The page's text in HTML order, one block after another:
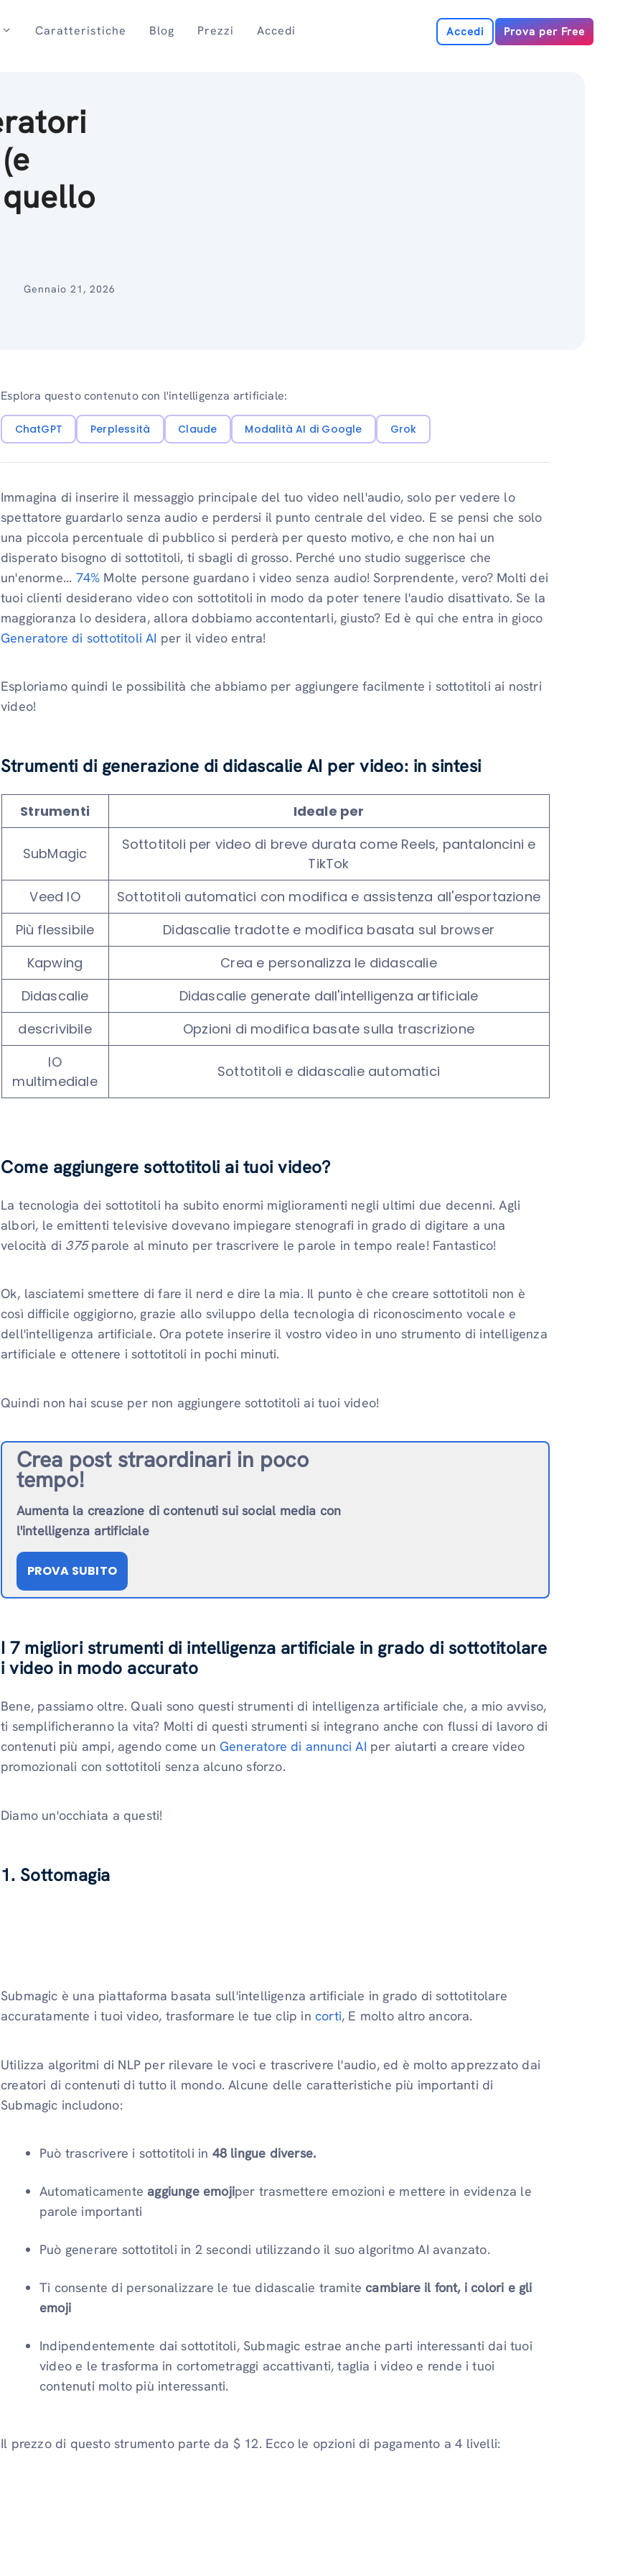
Caratteristiche Blog Prezzi Accedi Accedi Prova per Free
Gennaio 21, 2026
Esplora questo contenuto con l'intelligenza artificiale:
ChatGPT Perplessità Claude Modalità AI di Google Grok
Immagina di inserire il messaggio principale del tuo video nell'audio, solo per vedere lo
spettatore guardarlo senza audio e perdersi il punto centrale del video. E se pensi che solo
una piccola percentuale di pubblico si perderà per questo motivo, e che non hai un
disperato bisogno di sottotitoli, ti sbagli di grosso. Perché uno studio suggerisce che
un'enorme... 74% Molte persone guardano i video senza audio! Sorprendente, vero? Molti dei
tuoi clienti desiderano video con sottotitoli in modo da poter tenere l'audio disattivato. Se la
maggioranza lo desidera, allora dobbiamo accontentarli, giusto? Ed è qui che entra in gioco
Generatore di sottotitoli AI per il video entra!
Esploriamo quindi le possibilità che abbiamo per aggiungere facilmente i sottotitoli ai nostri
video!
Strumenti di generazione di didascalie AI per video: in sintesi
Strumenti Ideale per
SubMagic
Sottotitoli per video di breve durata come Reels, pantaloncini e
TikTok
Veed IO
Sottotitoli automatici con modifica e assistenza all'esportazione
Più flessibile
Didascalie tradotte e modifica basata sul browser
Kapwing
Crea e personalizza le didascalie
Didascalie
Didascalie generate dall'intelligenza artificiale
descrivibile
Opzioni di modifica basate sulla trascrizione
IO
multimediale
Sottotitoli e didascalie automatici
Come aggiungere sottotitoli ai tuoi video?
La tecnologia dei sottotitoli ha subito enormi miglioramenti negli ultimi due decenni. Agli
albori, le emittenti televisive dovevano impiegare stenografi in grado di digitare a una
velocità di 375parole al minuto per trascrivere le parole in tempo reale! Fantastico!
Ok, lasciatemi smettere di fare il nerd e dire la mia. Il punto è che creare sottotitoli non è
così difficile oggigiorno, grazie allo sviluppo della tecnologia di riconoscimento vocale e
dell'intelligenza artificiale. Ora potete inserire il vostro video in uno strumento di intelligenza
artificiale e ottenere i sottotitoli in pochi minuti.
Quindi non hai scuse per non aggiungere sottotitoli ai tuoi video!
Crea post straordinari in poco
tempo!
Aumenta la creazione di contenuti sui social media con
l'intelligenza artificiale
PROVA SUBITO
I 7 migliori strumenti di intelligenza artificiale in grado di sottotitolare
i video in modo accurato
Bene, passiamo oltre. Quali sono questi strumenti di intelligenza artificiale che, a mio avviso,
ti semplificheranno la vita? Molti di questi strumenti si integrano anche con flussi di lavoro di
contenuti più ampi, agendo come un Generatore di annunci AI per aiutarti a creare video
promozionali con sottotitoli senza alcuno sforzo.
Diamo un'occhiata a questi!
1. Sottomagia
Submagic è una piattaforma basata sull'intelligenza artificiale in grado di sottotitolare
accuratamente i tuoi video, trasformare le tue clip in corti, E molto altro ancora.
Utilizza algoritmi di NLP per rilevare le voci e trascrivere l'audio, ed è molto apprezzato dai
creatori di contenuti di tutto il mondo. Alcune delle caratteristiche più importanti di
Submagic includono:
Può trascrivere i sottotitoli in 48 lingue diverse.
Automaticamente aggiunge emojiper trasmettere emozioni e mettere in evidenza le
parole importanti
Può generare sottotitoli in 2 secondi utilizzando il suo algoritmo AI avanzato.
Ti consente di personalizzare le tue didascalie tramite cambiare il font, i colori e gli
emoji
Indipendentemente dai sottotitoli, Submagic estrae anche parti interessanti dai tuoi
video e le trasforma in cortometraggi accattivanti, taglia i video e rende i tuoi
contenuti molto più interessanti.
Il prezzo di questo strumento parte da $ 12. Ecco le opzioni di pagamento a 4 livelli: